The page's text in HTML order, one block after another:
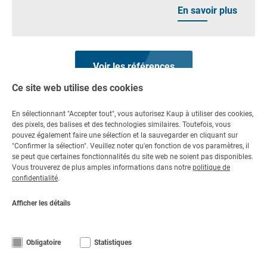
En savoir plus
Voir les références
Contact
Contactez-nous
© Copyright KAUP GmbH & Co. KG
Ce site web utilise des cookies
En sélectionnant "Accepter tout", vous autorisez Kaup à utiliser des cookies,
des pixels, des balises et des technologies similaires. Toutefois, vous
pouvez également faire une sélection et la sauvegarder en cliquant sur
"Confirmer la sélection". Veuillez noter qu'en fonction de vos paramètres, il
se peut que certaines fonctionnalités du site web ne soient pas disponibles.
Vous trouverez de plus amples informations dans notre politique de
confidentialité.
Afficher les détails
Obligatoire Statistiques